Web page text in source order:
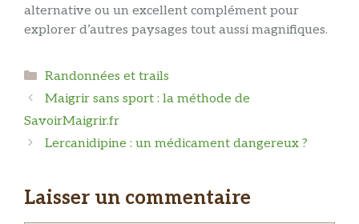
alternative ou un excellent complément pour
explorer d’autres paysages tout aussi magnifiques.
Catégories
Randonnées et trails
Maigrir sans sport : la méthode de
SavoirMaigrir.fr
Lercanidipine : un médicament dangereux ?
Laisser un commentaire